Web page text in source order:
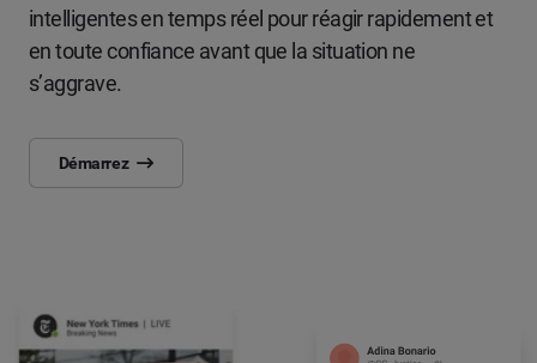
intelligentes en temps réel pour réagir rapidement et
en toute confiance avant que la situation ne
s’aggrave.
Démarrez